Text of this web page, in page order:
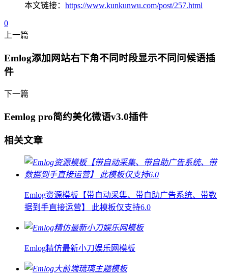
本文链接： https://www.kunkunwu.com/post/257.html
0
上一篇
Emlog添加网站右下角不同时段显示不同问候语插
件
下一篇
Eemlog pro简约美化微语v3.0插件
相关文章
Emlog资源模板【带自动采集、带自助广告系统、带数
据到手直接运营】 此模板仅支持6.0
Emlog精仿最新小刀娱乐网模板